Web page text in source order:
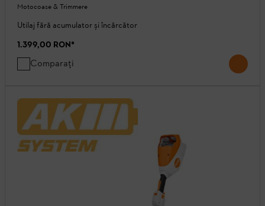
Motocoase & Trimmere
Utilaj fără acumulator și încărcător
1.399,00 RON*
Comparați